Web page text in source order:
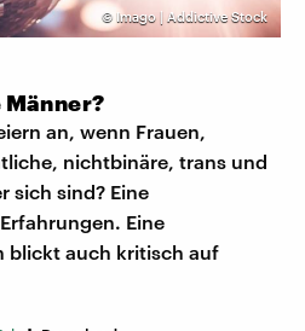
© Imago | Addictive Stock
Männer?
an, wenn Frauen,
nichtbinäre, trans und
sich sind? Eine
Eine
blickt auch kritisch auf